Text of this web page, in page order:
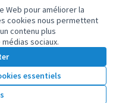
Web pour améliorer la
cookies nous permettent
contenu plus
sociaux.
essentiels
el idioma
Licence
(Lien